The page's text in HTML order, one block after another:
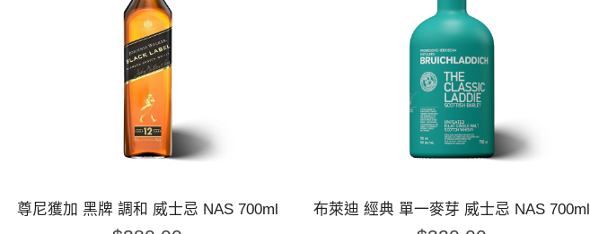
尊尼獲加 黑牌 調和 威士忌 NAS 700ml 布萊迪 經典 單一麥芽 威士忌 NAS 700ml